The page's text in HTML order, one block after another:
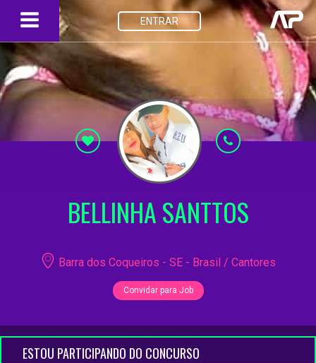
ENTRAR
BELLINHA SANTTOS
Barra dos Coqueiros - SE - Brasil / Cantores
Convidar para Job
ESTOU PARTICIPANDO DO CONCURSO